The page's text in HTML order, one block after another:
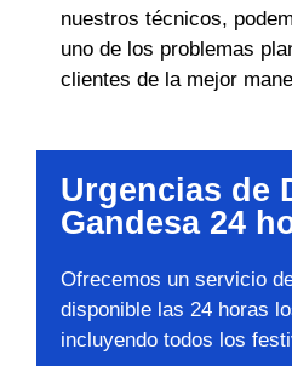
nuestros técnicos,
uno de los problemas
clientes de la mejor
Urgencias de
Gandesa 24
Ofrecemos un servicio
disponible las 24 horas
incluyendo todos los